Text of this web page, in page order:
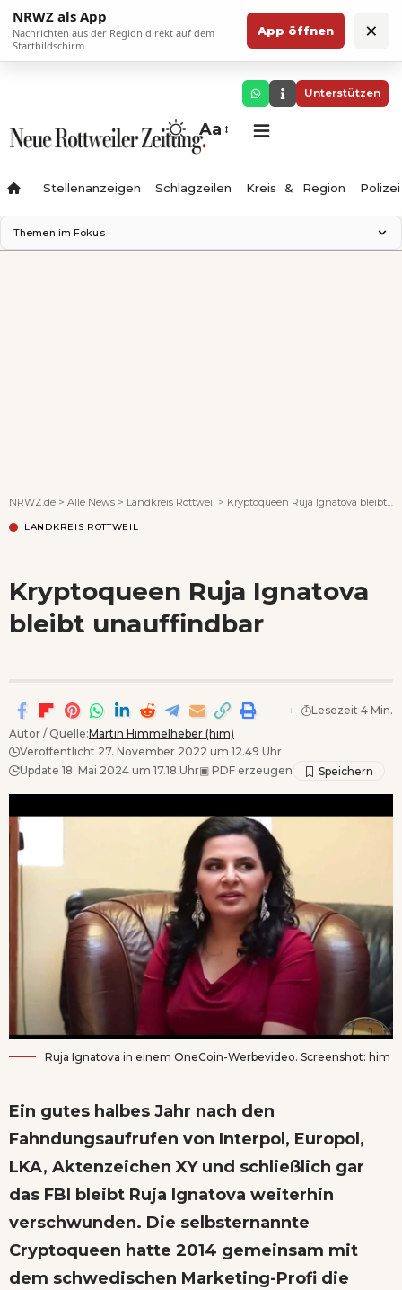
NRWZ als App
Nachrichten aus der Region direkt auf dem
Startbildschirm.
App öffnen ×
Unterstützen
Aa
Stellenanzeigen Schlagzeilen Kreis & Region Polizei
Themen im Fokus
NRWZ.de > Alle News > Landkreis Rottweil > Kryptoqueen Ruja Ignatova bleibt unauffindbar
LANDKREIS ROTTWEIL
Kryptoqueen Ruja Ignatova
bleibt unauffindbar
Autor / Quelle:Martin Himmelheber (him)
Veröffentlicht 27. November 2022 um 12.49 Uhr
Update 18. Mai 2024 um 17.18 Uhr▣ PDF erzeugen
Lesezeit 4 Min.
Ruja Ignatova in einem OneCoin-Werbevideo. Screenshot: him
Ein gutes halbes Jahr nach den
Fahndungsaufrufen von Interpol, Europol,
LKA, Aktenzeichen XY und schließlich gar
das FBI bleibt Ruja Ignatova weiterhin
verschwunden. Die selbsternannte
Cryptoqueen hatte 2014 gemeinsam mit
dem schwedischen Marketing-Profi die